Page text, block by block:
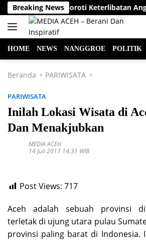
Langsung
ke
konten
Breaking News
Praktisi Hukum Soroti Keterlibatan
HOME NEWS NANGGROE POLITIK
Beranda PARIWISATA
PARIWISATA
Inilah Lokasi Wisata di
Dan Menakjubkan
MEDIA ACEH
14 Juli 2017 14:31 WIB
Post Views: 717
Aceh adalah sebuah provinsi
terletak di ujung utara pulau
provinsi paling barat di Indonesia.